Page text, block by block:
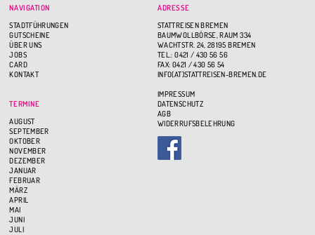
NAVIGATION
STADTFÜHRUNGEN
GUTSCHEINE
ÜBER UNS
JOBS
CARD
KONTAKT
TERMINE
AUGUST
SEPTEMBER
OKTOBER
NOVEMBER
DEZEMBER
JANUAR
FEBRUAR
MÄRZ
APRIL
MAI
JUNI
JULI
ADRESSE
STATTREISEN BREMEN
BAUMWOLLBÖRSE, RAUM 334
WACHTSTR. 24, 28195 BREMEN
TEL.: 0421 / 430 56 56
FAX: 0421 / 430 56 54
INFO(AT)STATTREISEN-BREMEN.DE
IMPRESSUM
DATENSCHUTZ
AGB
WIDERRUFSBELEHRUNG